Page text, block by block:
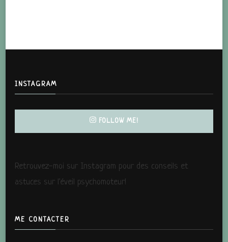
INSTAGRAM
FOLLOW ME!
Retrouvez-moi sur Instagram pour des conseils et
astuces sur l'éveil psychomoteur!
ME CONTACTER